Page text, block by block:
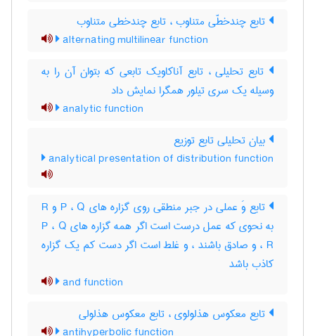
تابع چندخطّی متناوب ، تابع چندخطی متناوب
alternating multilinear function
تابع تحلیلی ، تابع آناکاویک تابعی که بتوان آن را به
وسیله یک سری تیلور همگرا نمایش داد
analytic function
بیان تحلیلی تابع توزیع
analytical presentation of distribution function
تابع وَ عملی در جبر منطقی روی گزاره های P ، Q و R
به نحوی که عمل درست است اگر همه گزاره های P ، Q
، R و صادق باشند ، و غلط است اگر دست کم یک گزاره
کاذب باشد
and function
تابع معکوس هذلولوی ، تابع معکوس هذلولی